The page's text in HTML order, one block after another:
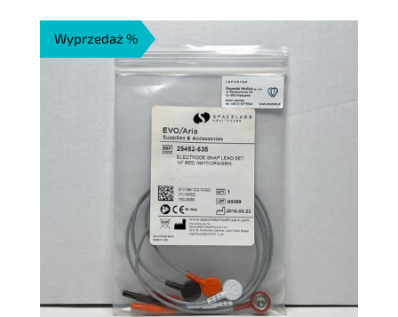
wynosiła:
125,00 zł.
wynosi:
50,00 zł.
Wyprzedaż %